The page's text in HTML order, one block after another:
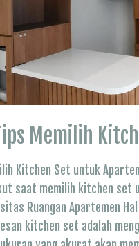
Memilih
Kitchen Set untuk
saat memilih kitchen set
Ruangan Apartemen
kitchen set adalah